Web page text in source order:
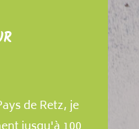
de Retz, je